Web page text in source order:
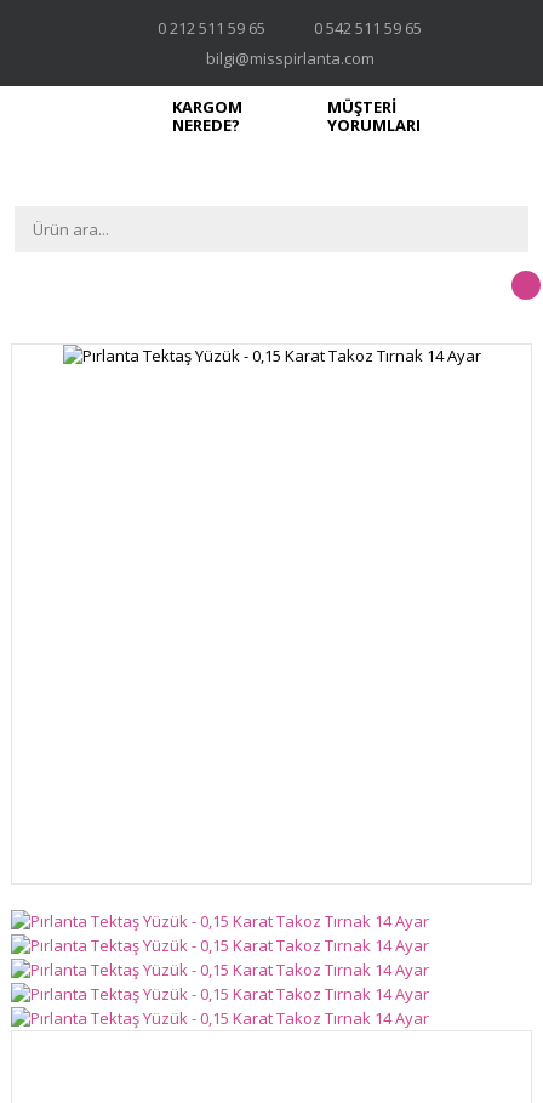
0 212 511 59 65
0 542 511 59 65
bilgi@misspirlanta.com
KARGOM
NEREDE?
MÜŞTERİ
YORUMLARI